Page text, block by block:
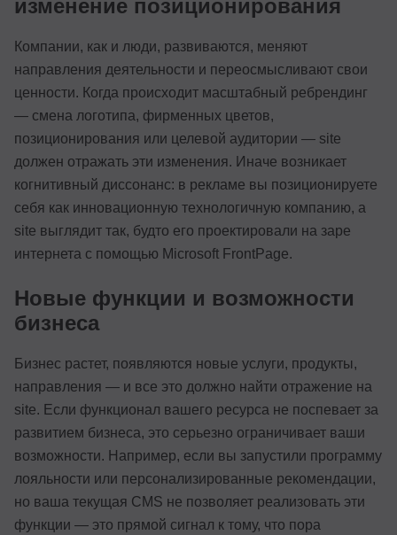
изменение позиционирования
Компании, как и люди, развиваются, меняют
направления деятельности и переосмысливают свои
ценности. Когда происходит масштабный ребрендинг
— смена логотипа, фирменных цветов,
позиционирования или целевой аудитории — site
должен отражать эти изменения. Иначе возникает
когнитивный диссонанс: в рекламе вы позиционируете
себя как инновационную технологичную компанию, а
site выглядит так, будто его проектировали на заре
интернета с помощью Microsoft FrontPage.
Новые функции и возможности
бизнеса
Бизнес растет, появляются новые услуги, продукты,
направления — и все это должно найти отражение на
site. Если функционал вашего ресурса не поспевает за
развитием бизнеса, это серьезно ограничивает ваши
возможности. Например, если вы запустили программу
лояльности или персонализированные рекомендации,
но ваша текущая CMS не позволяет реализовать эти
функции — это прямой сигнал к тому, что пора